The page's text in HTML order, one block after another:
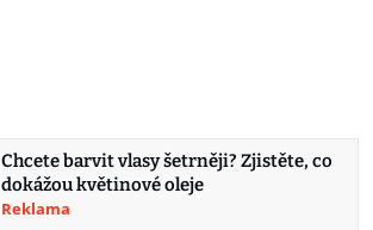
Chcete barvit vlasy šetrněji? Zjistěte, co
dokážou květinové oleje
Reklama